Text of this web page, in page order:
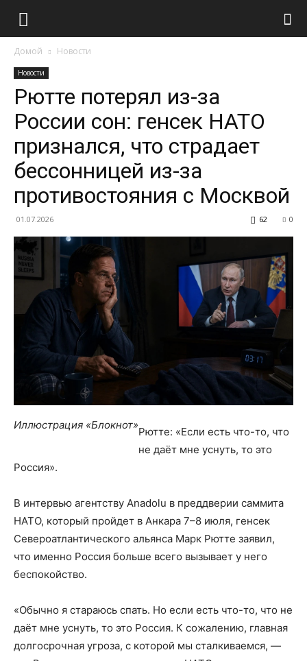
Домой Новости
Новости
Рютте потерял из-за
России сон: генсек НАТО
признался, что страдает
бессонницей из-за
противостояния с Москвой
01.07.2026 0
62
Иллюстрация «Блокнот»
Рютте: «Если есть что-то, что
не даёт мне уснуть, то это
Россия».
В интервью агентству Anadolu в преддверии саммита
НАТО, который пройдет в Анкара 7–8 июля, генсек
Североатлантического альянса Марк Рютте заявил,
что именно Россия больше всего вызывает у него
беспокойство.
«Обычно я стараюсь спать. Но если есть что-то, что не
даёт мне уснуть, то это Россия. К сожалению, главная
долгосрочная угроза, с которой мы сталкиваемся, —